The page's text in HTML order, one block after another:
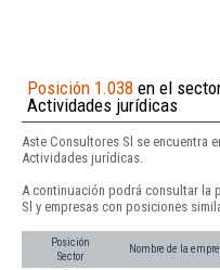
Posición 1.038 en el
Actividades jurídicas
Aste Consultores Sl se encuentra
Actividades jurídicas.
A continuación podrá consultar la
Sl y empresas con posiciones
Posición
Sector
Nombre de la